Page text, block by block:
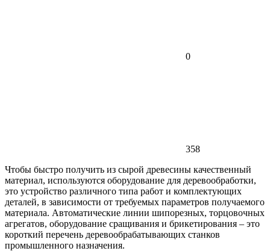
0
358
Чтобы быстро получить из сырой древесины качественный
материал, используются оборудование для деревообработки,
это устройство различного типа работ и комплектующих
деталей, в зависимости от требуемых параметров получаемого
материала. Автоматические линии шипорезных, торцовочных
агрегатов, оборудование сращивания и брикетирования – это
короткий перечень деревообрабатывающих станков
промышленного назначения.